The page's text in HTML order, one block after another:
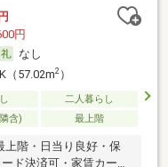
円
なし
（57.02m2）
二人暮らし
含) 最上階
上階・日当り良好・保
ド決済可・家賃カード